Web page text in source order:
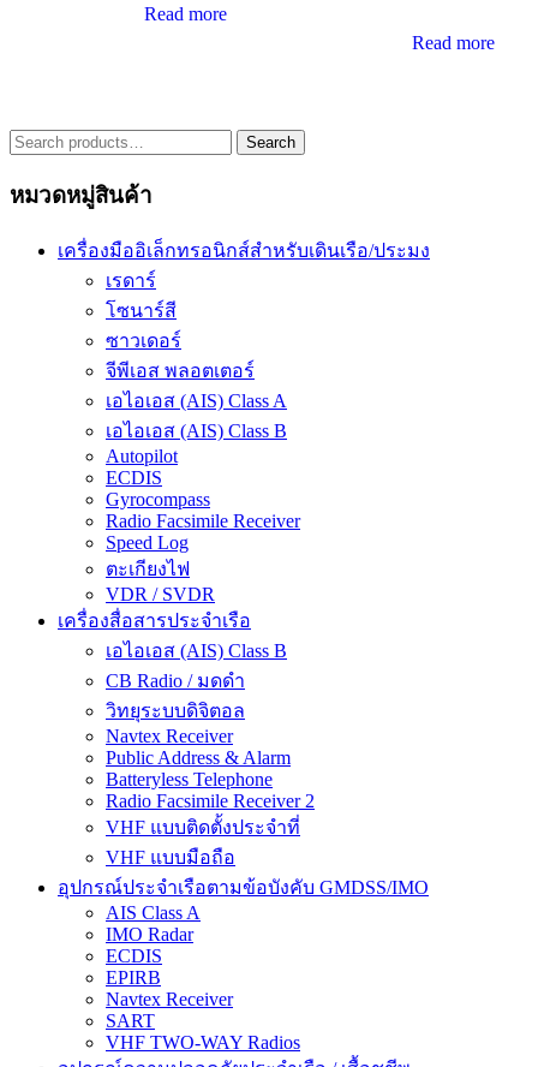
Read more
Read more
Search
for:
Search
หมวดหมู่สินค้า
เครื่องมืออิเล็กทรอนิกส์สำหรับเดินเรือ/ประมง
เรดาร์
โซนาร์สี
ซาวเดอร์
จีพีเอส พลอตเตอร์
เอไอเอส (AIS) Class A
เอไอเอส (AIS) Class B
Autopilot
ECDIS
Gyrocompass
Radio Facsimile Receiver
Speed Log
ตะเกียงไฟ
VDR / SVDR
เครื่องสื่อสารประจำเรือ
เอไอเอส (AIS) Class B
CB Radio / มดดำ
วิทยุระบบดิจิตอล
Navtex Receiver
Public Address & Alarm
Batteryless Telephone
Radio Facsimile Receiver 2
VHF แบบติดตั้งประจำที่
VHF แบบมือถือ
อุปกรณ์ประจำเรือตามข้อบังคับ GMDSS/IMO
AIS Class A
IMO Radar
ECDIS
EPIRB
Navtex Receiver
SART
VHF TWO-WAY Radios